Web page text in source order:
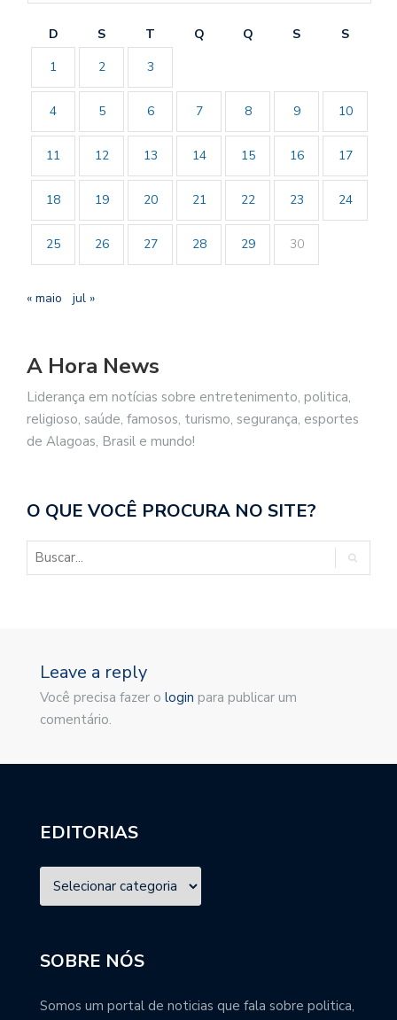
D S T Q Q S
S
1
2 3
4 5 6 7 8 9 10
11 12 13 14 15 16 17
18 19 20 21 22 23 24
25 26 27 28 29 30
« maio jul »
A Hora News
Liderança em notícias sobre entretenimento, politica,
religioso, saúde, famosos, turismo, segurança, esportes
de Alagoas, Brasil e mundo!
O QUE VOCÊ PROCURA NO SITE?
Leave a reply
Você precisa fazer o login para publicar um
comentário.
EDITORIAS
SOBRE NÓS
Somos um portal de noticias que fala sobre politica,